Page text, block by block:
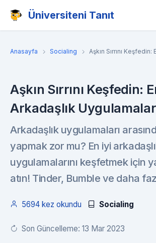
Üniversiteni Tanıt
Anasayfa Socialing Aşkın Sırrını Keşfedin:
Aşkın Sırrını Keşfedin:
Arkadaşlık
Arkadaşlık uygulamaları
yapmak zor mu? En iyi
uygulamalarını keşfetmek için
atın! Tinder, Bumble ve daha
5694 kez okundu Socialing
Son Güncelleme: 13 Mar 2023